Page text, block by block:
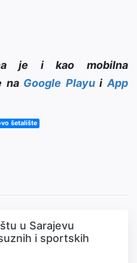
je i kao mobilna
na Google PlayuiApp
šetalište
u Sarajevu
i sportskih